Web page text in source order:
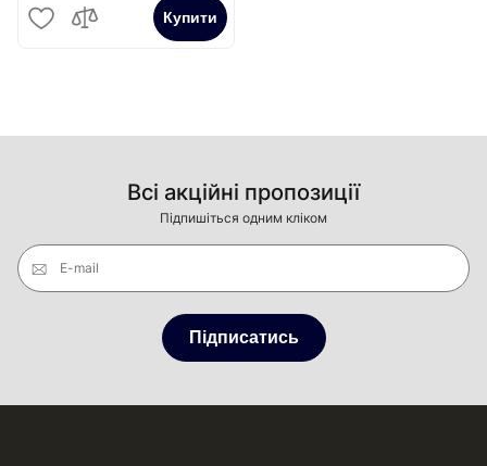
Купити
Всі акційні пропозиції
Підпишіться одним кліком
E-mail
Підписатись